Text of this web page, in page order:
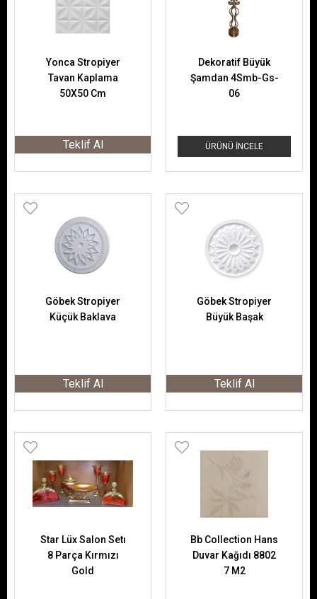
Yonca Stropiyer
Tavan Kaplama
50X50 Cm
Teklif Al ÜRÜNÜ İNCELE
Dekoratif Büyük
Şamdan 4Smb-Gs-
06
Göbek Stropiyer
Küçük Baklava
Teklif Al
Göbek Stropiyer
Büyük Başak
Teklif Al
Star Lüx Salon Setı
8 Parça Kırmızı
Gold
Bb Collection Hans
Duvar Kağıdı 8802
7 M2